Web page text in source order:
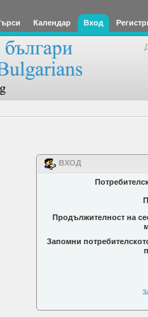
Календар Вход
ВХОД
Продължителност на
Запомни